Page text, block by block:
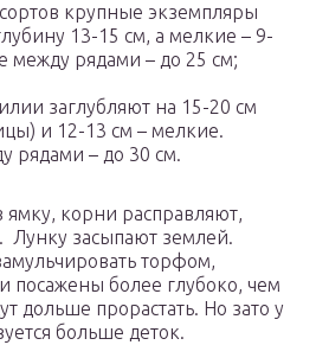
крупные экземпляры
13-15 см, а мелкие – 9-
между рядами – до 25 см;
заглубляют на 15-20 см
и 12-13 см – мелкие.
рядами – до 30 см.
корни расправляют,
Лунку засыпают землей.
торфом,
посажены более глубоко, чем
дольше прорастать. Но зато у
больше деток.